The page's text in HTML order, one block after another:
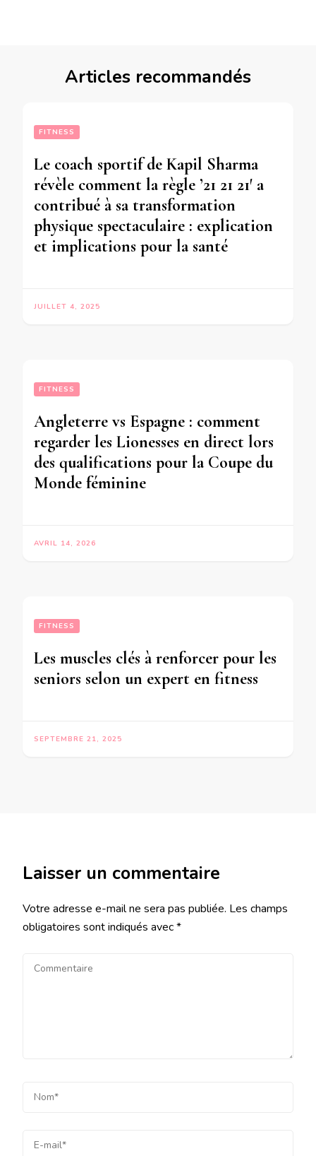
Articles recommandés
FITNESS
Le coach sportif de Kapil Sharma
révèle comment la règle ’21 21 21′ a
contribué à sa transformation
physique spectaculaire : explication
et implications pour la santé
JUILLET 4, 2025
FITNESS
Angleterre vs Espagne : comment
regarder les Lionesses en direct lors
des qualifications pour la Coupe du
Monde féminine
AVRIL 14, 2026
FITNESS
Les muscles clés à renforcer pour les
seniors selon un expert en fitness
SEPTEMBRE 21, 2025
Laisser un commentaire
Votre adresse e-mail ne sera pas publiée. Les champs
obligatoires sont indiqués avec*